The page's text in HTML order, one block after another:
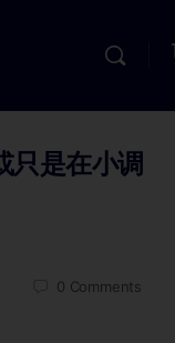
只是在小调
0 Comments